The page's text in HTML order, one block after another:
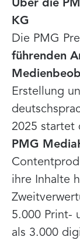
Über die
KG
Die PMG
führenden
Erstellung
2025 startet
PMG
ihre Inhalte
5.000 Print-
als 3.000